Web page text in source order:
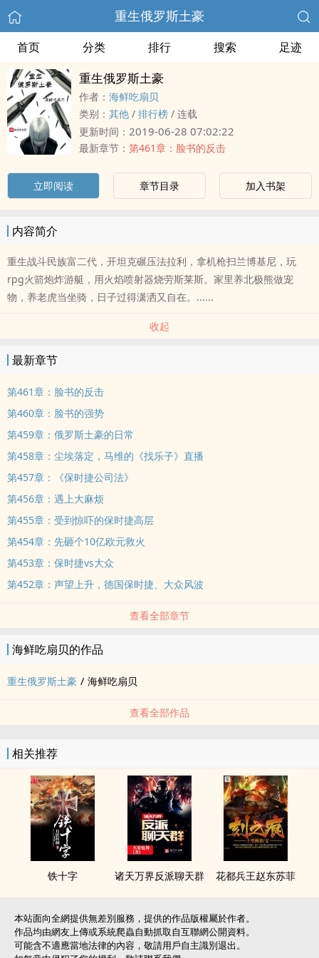
重生俄罗斯土豪
首页 分类 排行 搜索 足迹
重生俄罗斯土豪
作者： 海鲜吃扇贝
类别： 其他 / 排行榜 / 连载
更新时间： 2019-06-28 07:02:22
最新章节： 第461章：脸书的反击
立即阅读 章节目录 加入书架
内容简介
重生战斗民族富二代，开坦克碾压法拉利，拿机枪扫兰博基尼，玩
rpg火箭炮炸游艇，用火焰喷射器烧劳斯莱斯。家里养北极熊做宠
物，养老虎当坐骑，日子过得潇洒又自在。......
收起
最新章节
第461章：脸书的反击
第460章：脸书的强势
第459章：俄罗斯土豪的日常
第458章：尘埃落定，马维的《找乐子》直播
第457章：《保时捷公司法》
第456章：遇上大麻烦
第455章：受到惊吓的保时捷高层
第454章：先砸个10亿欧元救火
第453章：保时捷vs大众
第452章：声望上升，德国保时捷、大众风波
查看全部章节
海鲜吃扇贝的作品
重生俄罗斯土豪 / 海鲜吃扇贝
查看全部作品
相关推荐
铁十字 诸天万界反派聊天群 花都兵王赵东苏菲
本站面向全網提供無差別服務，提供的作品版權屬於作者。
作品均由網友上傳或系統爬蟲自動抓取自互聯網公開資料。
可能含不適應當地法律的內容，敬請用戶自主識別退出。